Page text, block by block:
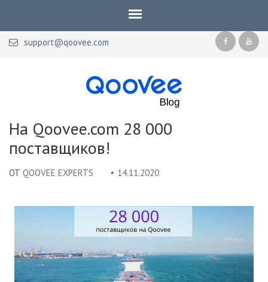
support@qoovee.com
Qoovee Blog
На Qoovee.com 28 000
поставщиков!
ОТ QOOVEE EXPERTS 14.11.2020